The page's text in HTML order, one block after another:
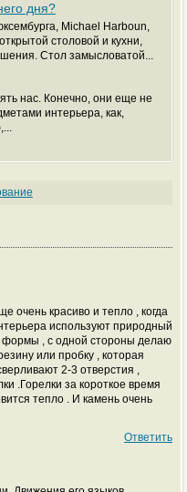
дня?
Michael Harboun,
столовой и кухни,
Стол замысловатой...
нас. Конечно, они еще не
интерьера, как,
очень красиво и тепло , когда
используют природный
формы , с одной стороны делаю
или пробку , которая
2-3 отверстия ,
.Горелки за короткое время
тепло . И камень очень
Ответить